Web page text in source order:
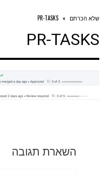
שלא הכרתם »
PR-TASKS
PR-TASKS
השארת תגובה